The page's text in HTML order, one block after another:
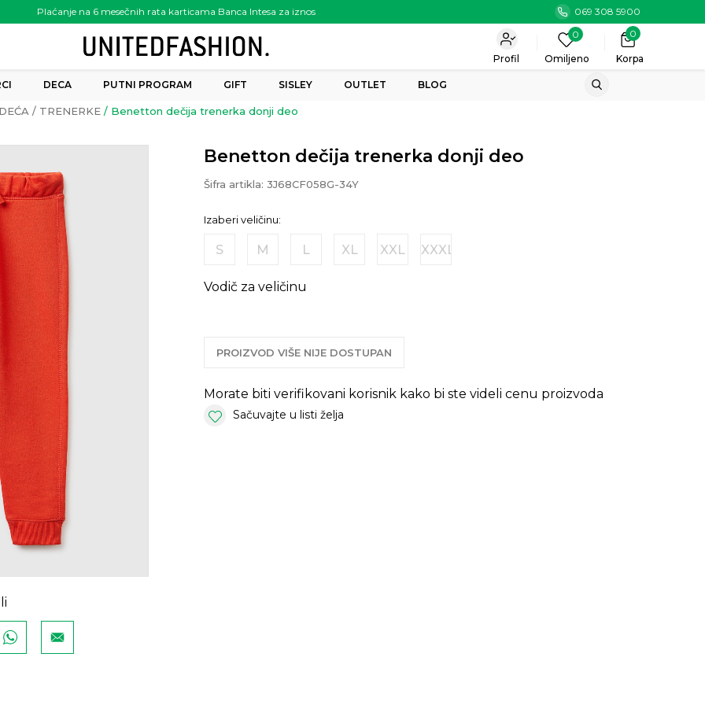
Plaćanje na 6 mesečnih rata karticama Banca Intesa za iznos
preko 6.000.00 rsd
069 308 5900
Korpa
0
0
Omiljeno
Profil
DECA PUTNI PROGRAM GIFT SISLEY OUTLET BLOG
TRENERKE Benetton dečija trenerka donji deo
Benetton dečija trenerka donji deo
Šifra artikla: 3J68CF058G-34Y
Izaberi veličinu:
S M L XL XXL XXXL
Vodič za veličinu
PROIZVOD VIŠE NIJE DOSTUPAN
Morate biti verifikovani korisnik kako bi ste videli cenu proizvoda
Sačuvajte u listi želja